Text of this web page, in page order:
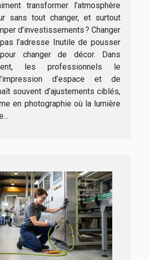
transformer l’atmosphère
sans tout changer, et surtout
d’investissements ? Changer
pas l’adresse Inutile de pousser
changer de décor. Dans
les professionnels le
d’espace et de
souvent d’ajustements ciblés,
en photographie où la lumière